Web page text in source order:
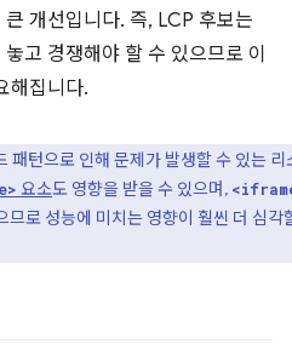
개선입니다. 즉, LCP 후보는
고 경쟁해야 할 수 있으므로 이
해집니다.
패턴으로 인해 문제가 발생할 수 있는 리
요소도 영향을 받을 수 있으며,
로 성능에 미치는 영향이 훨씬 더 심각